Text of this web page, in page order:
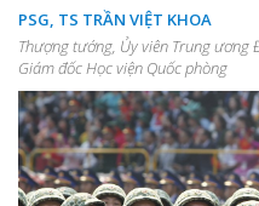
PSG, TS TRẦN VIỆT KHOA
Thượng tướng, Ủy viên Trung ương
Giám đốc Học viện Quốc phòng